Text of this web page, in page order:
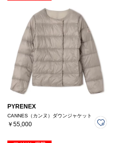
PYRENEX
CANNES（カンヌ）ダウンジャケット
￥55,000